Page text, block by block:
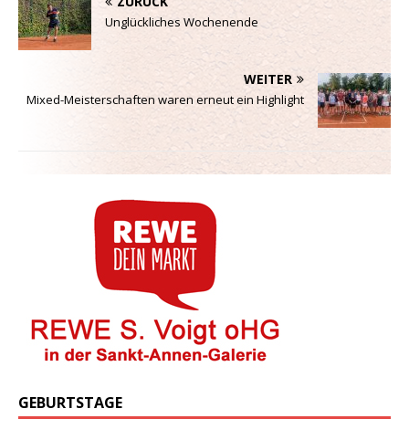
Unglückliches Wochenende
WEITER
Mixed-Meisterschaften waren erneut ein Highlight
GEBURTSTAGE